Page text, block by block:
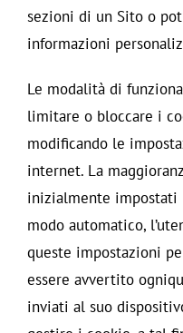
sezioni di un Sito o
informazioni
Le modalità di
limitare o bloccare i
modificando le
internet. La
inizialmente
modo automatico,
queste impostazioni
essere avvertito
inviati al suo